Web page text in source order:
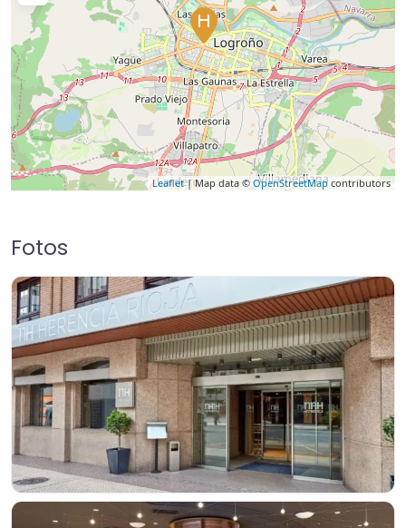
Leaflet| Map data © OpenStreetMap contributors
Fotos